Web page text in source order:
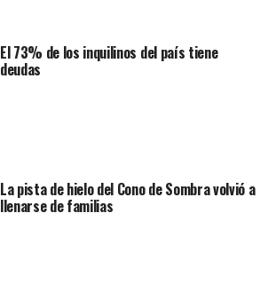
El 73% de los inquilinos del país tiene
deudas
La pista de hielo del Cono de Sombra volvió a
llenarse de familias